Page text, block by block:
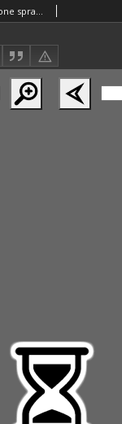
Orędownik: pismo poświęcone sprawom politycznym i spółecznym 1885.08.19 R.15 Nr187